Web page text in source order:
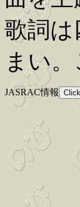
歌詞
まい
JASRAC情報